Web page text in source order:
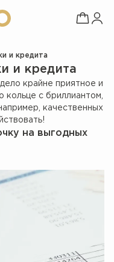
и кредита
и кредита
крайне приятное и
кольце с бриллиантом,
качественных
на выгодных